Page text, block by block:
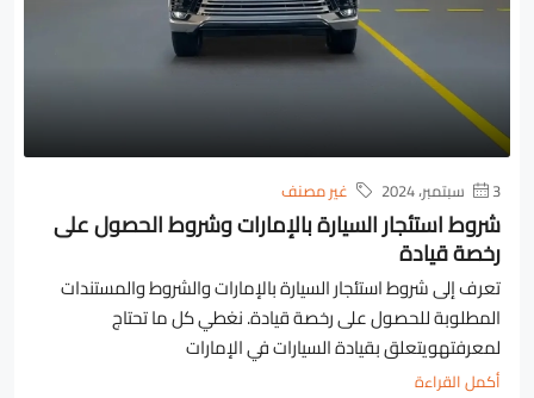
3 سبتمبر، 2024 غير مصنف
شروط استئجار السيارة بالإمارات وشروط الحصول على
رخصة قيادة
تعرف إلى شروط استئجار السيارة بالإمارات والشروط والمستندات
المطلوبة للحصول على رخصة قيادة. نغطي كل ما تحتاج
لمعرفتهويتعلق بقيادة السيارات في الإمارات
أكمل القراءة